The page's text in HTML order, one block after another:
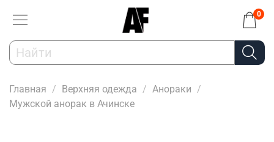
0
Главная Верхняя одежда
Анораки
Мужской анорак в Ачинске